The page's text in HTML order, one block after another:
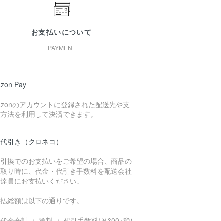
お支払いについて
PAYMENT
Pay
のアカウントに登録された配送先や支
法を利用して決済できます。
引き（クロネコ）
換でのお支払いをご希望の場合、商品の
り時に、代金・代引き手数料を配送会社
員にお支払いください。
総額は以下の通りです。